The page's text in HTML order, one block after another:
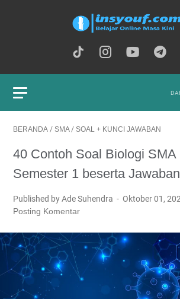
BERANDA / SMA / SOAL + KUNCI JAWABAN
40 Contoh Soal Biologi SMA
Semester 1 beserta
Published by Ade Suhendra
Oktober 01,
Posting Komentar